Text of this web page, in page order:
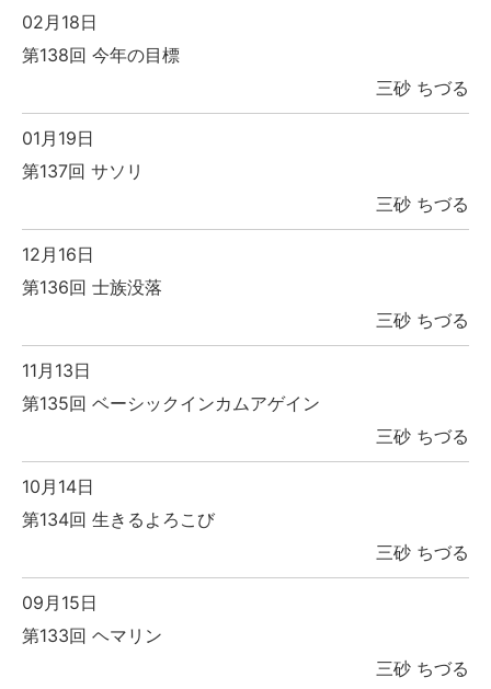
02月18日
第138回 今年の目標
三砂 ちづる
01月19日
第137回 サソリ
三砂 ちづる
12月16日
第136回 士族没落
三砂 ちづる
11月13日
第135回 ベーシックインカムアゲイン
三砂 ちづる
10月14日
第134回 生きるよろこび
三砂 ちづる
09月15日
第133回 ヘマリン
三砂 ちづる